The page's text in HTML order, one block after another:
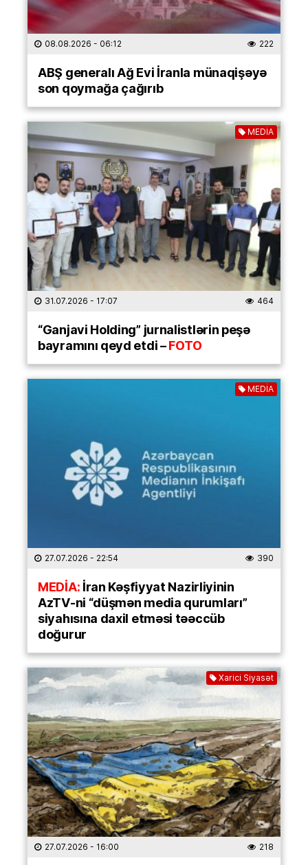
08.08.2026 - 06:12 222
ABŞ generalı Ağ Evi İranla münaqişəyə
son qoymağa çağırıb
MEDİA
31.07.2026 - 17:07 464
“Ganjavi Holding” jurnalistlərin peşə
bayramını qeyd etdi –FOTO
MEDİA
27.07.2026 - 22:54 390
MEDİA:İran Kəşfiyyat Nazirliyinin
AzTV-ni “düşmən media qurumları”
siyahısına daxil etməsi təəccüb
doğurur
Xarici Siyasət
27.07.2026 - 16:00 218